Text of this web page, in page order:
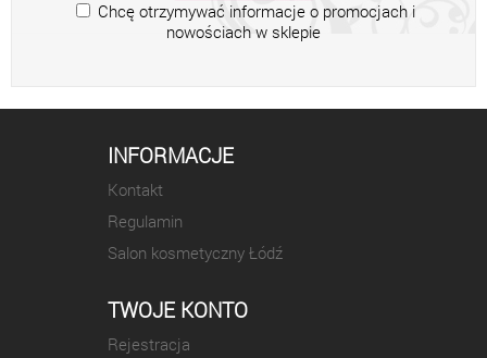
Chcę otrzymywać informacje o promocjach i
nowościach w sklepie
INFORMACJE
Kontakt
Regulamin
Salon kosmetyczny Łódź
TWOJE KONTO
Rejestracja